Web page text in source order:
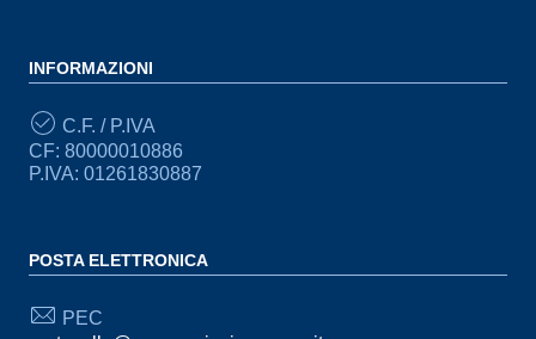
INFORMAZIONI
C.F. / P.IVA
CF: 80000010886
P.IVA: 01261830887
POSTA ELETTRONICA
PEC